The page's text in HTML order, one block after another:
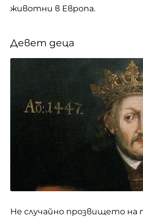
животни в Европа.
Девет деца
Не случайно прозвището на